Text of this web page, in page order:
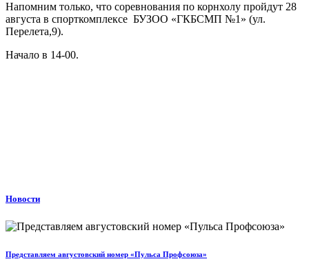
Напомним только, что соревнования по корнхолу пройдут 28
августа в спорткомплексе БУЗОО «ГКБСМП №1» (ул.
Перелета,9).
Начало в 14-00.
Новости
Представляем августовский номер «Пульса Профсоюза»